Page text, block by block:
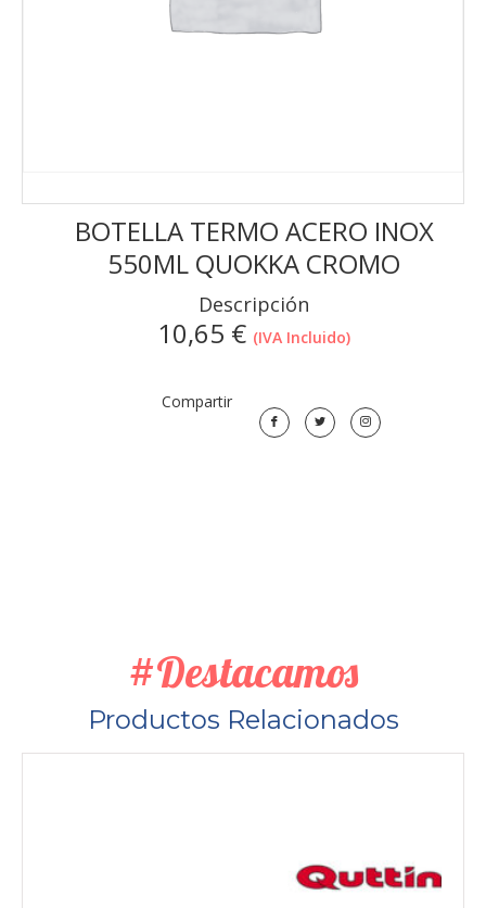
BOTELLA TERMO ACERO INOX
550ML QUOKKA CROMO
Descripción
10,65 € (IVA Incluido)
Compartir
#Destacamos
Productos Relacionados